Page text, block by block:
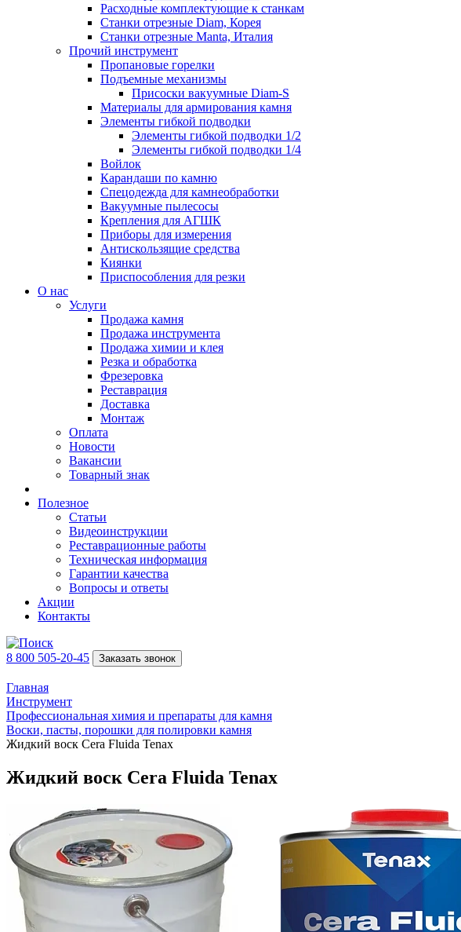
Расходные комплектующие к станкам
Станки отрезные Diam, Корея
Станки отрезные Manta, Италия
Прочий инструмент
Пропановые горелки
Подъeмные механизмы
Присоски вакуумные Diam-S
Материалы для армирования камня
Элементы гибкой подводки
Элементы гибкой подводки 1/2
Элементы гибкой подводки 1/4
Войлок
Карандаши по камню
Спецодежда для камнеобработки
Вакуумные пылесосы
Крепления для АГШК
Приборы для измерения
Антискользящие средства
Киянки
Приспособления для резки
О нас
Услуги
Продажа камня
Продажа инструмента
Продажа химии и клея
Резка и обработка
Фрезеровка
Реставрация
Доставка
Монтаж
Оплата
Новости
Вакансии
Товарный знак
Полезное
Статьи
Видеоинструкции
Реставрационные работы
Техническая информация
Гарантии качества
Вопросы и ответы
Акции
Контакты
8 800 505-20-45 Заказать звонок
Главная
Инструмент
Профессиональная химия и препараты для камня
Воски, пасты, порошки для полировки камня
Жидкий воск Cera Fluida Tenax
Жидкий воск Cera Fluida Tenax